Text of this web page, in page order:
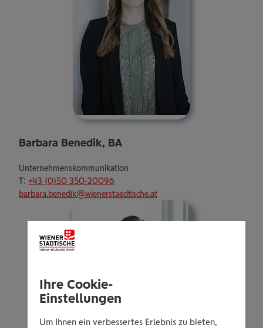
Barbara Benedik, BA
Unternehmenskommunikation
T: +43 (0)50 350-20096
barbara.benedik@wienerstaedtische.at
Ihre Cookie-
Einstellungen
Um Ihnen ein verbessertes Erlebnis zu bieten,